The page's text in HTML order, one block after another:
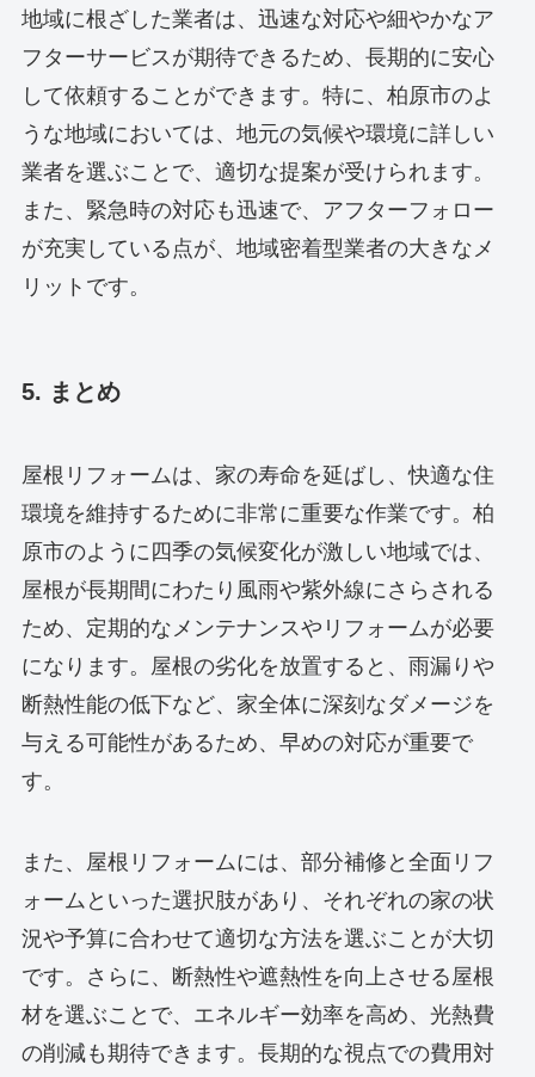
地域に根ざした業者は、迅速な対応や細やかなア
フターサービスが期待できるため、長期的に安心
して依頼することができます。特に、柏原市のよ
うな地域においては、地元の気候や環境に詳しい
業者を選ぶことで、適切な提案が受けられます。
また、緊急時の対応も迅速で、アフターフォロー
が充実している点が、地域密着型業者の大きなメ
リットです。
5. まとめ
屋根リフォームは、家の寿命を延ばし、快適な住
環境を維持するために非常に重要な作業です。柏
原市のように四季の気候変化が激しい地域では、
屋根が長期間にわたり風雨や紫外線にさらされる
ため、定期的なメンテナンスやリフォームが必要
になります。屋根の劣化を放置すると、雨漏りや
断熱性能の低下など、家全体に深刻なダメージを
与える可能性があるため、早めの対応が重要で
す。
また、屋根リフォームには、部分補修と全面リフ
ォームといった選択肢があり、それぞれの家の状
況や予算に合わせて適切な方法を選ぶことが大切
です。さらに、断熱性や遮熱性を向上させる屋根
材を選ぶことで、エネルギー効率を高め、光熱費
の削減も期待できます。長期的な視点での費用対